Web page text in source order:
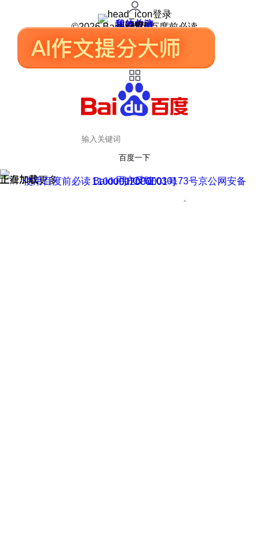
登录
我的关注
我的收藏
皮肤中心
用户反馈
设置
©2026 Baidu 使用百度前必读
百度一下
正在加载
上滑加载更多 用户反馈
使用百度前必读 Baidu 京ICP证030173号
京公网安备11000002000001号